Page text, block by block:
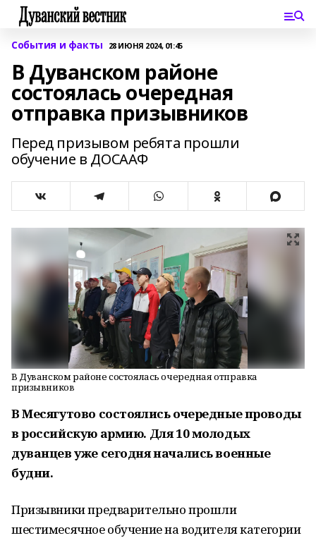
События и факты 28 ИЮНЯ 2024, 01:45
В Дуванском районе
состоялась очередная
отправка призывников
Перед призывом ребята прошли
обучение в ДОСААФ
В Дуванском районе состоялась очередная отправка
призывников
В Месягутово состоялись очередные проводы
в российскую армию. Для 10 молодых
дуванцев уже сегодня начались военные
будни.
Призывники предварительно прошли
шестимесячное обучение на водителя категории